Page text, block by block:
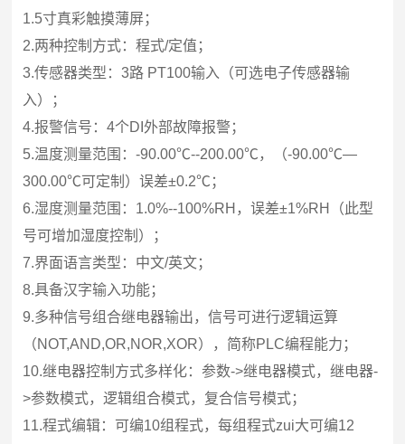
1.5寸真彩触摸薄屏；
2.两种控制方式：程式/定值；
3.传感器类型：3路 PT100输入（可选电子传感器输
入）；
4.报警信号：4个DI外部故障报警；
5.温度测量范围：-90.00℃--200.00℃，（-90.00℃—
300.00℃可定制）误差±0.2℃；
6.湿度测量范围：1.0%--100%RH，误差±1%RH（此型
号可增加湿度控制）；
7.界面语言类型：中文/英文；
8.具备汉字输入功能；
9.多种信号组合继电器输出，信号可进行逻辑运算
（NOT,AND,OR,NOR,XOR），简称PLC编程能力；
10.继电器控制方式多样化：参数->继电器模式，继电器-
>参数模式，逻辑组合模式，复合信号模式；
11.程式编辑：可编10组程式，每组程式zui大可编12